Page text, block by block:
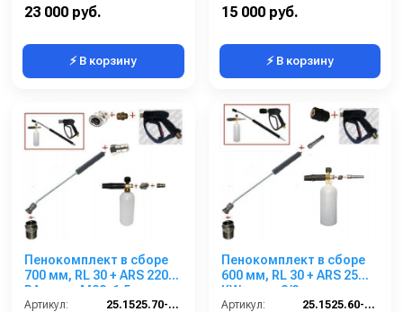
23 000 руб.
⚡ В корзину
15 000 руб.
⚡ В корзину
Пенокомплект в сборе
700 мм, RL 30 + ARS 220
РА; вход М22х1,5ш.
Артикул:
25.1525.70-P2-220 изог.
Пенокомплект в сборе
600 мм, RL 30 + ARS 25
KW; вход 3/8ш.
Артикул:
25.1525.60-KW3